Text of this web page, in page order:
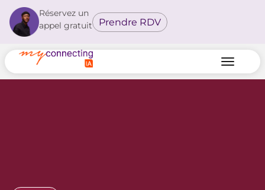
Réservez un
appel gratuit
Prendre RDV